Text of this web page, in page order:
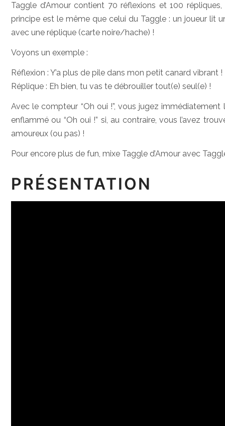
Taggle d’Amour contient 70 réflexions et 100
principe est le même que celui du Taggle : un joueur lit
avec une réplique (carte noire/hache) !
Voyons un exemple :
Réflexion : Y’a plus de pile dans mon petit canard vibrant !
Réplique : Eh bien, tu vas te débrouiller tout(e) seul(e) !
Avec le compteur “Oh oui !”, vous jugez immédiatement
enflammé ou “Oh oui !” si, au contraire, vous l’avez
amoureux (ou pas) !
Pour encore plus de fun, mixe Taggle d’Amour avec
PRÉSENTATION